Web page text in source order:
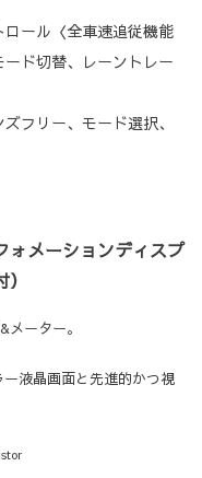
ール〈全車速追従機能
ド切替、レーントレー
フリー、モード選択、
ォメーションディスプ
ーター。
ー液晶画面と先進的かつ視